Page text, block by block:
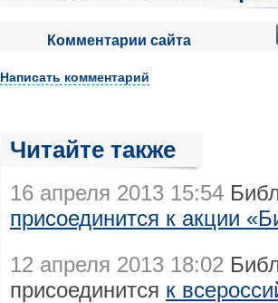
Комментарии сайта
Написать комментарий
Читайте также
16 апреля 2013 15:54
присоединится к акции
12 апреля 2013 18:02
присоединится к